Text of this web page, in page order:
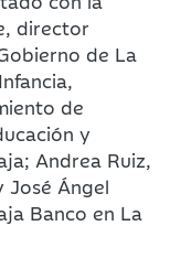
director
de La
de
y
Andrea Ruiz,
Ángel
Banco en La